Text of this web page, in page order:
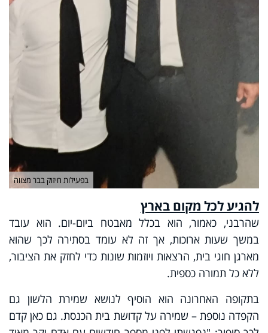
בפעילות חיזוק בבר מצווה
להגיע לכל מקום בארץ
שהרבני, כאמור, הוא בכלל מאבטח ביום-יום. הוא עובד
במשך שעות ארוכות, אך זה לא עומד בסתירה לכך שהוא
מארגן חוגי בית, הרצאות ויוזמות שונות כדי לחזק את הציבור,
ללא כל תמורה כספית.
בתקופה האחרונה הוא הוסיף לנושא שמירת הלשון גם
הקפדה נוספת – שמירה על קדושת בית הכנסת. גם כאן קדם